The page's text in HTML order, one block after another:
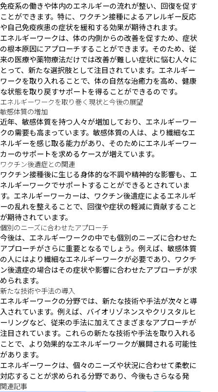
免疫系の働きや体内のエネルギーの流れが整い、回復を促す
ことができます。特に、ワクチン接種によるアレルギー反応
や自己免疫疾患の症状を緩和する効果が期待されます。
エネルギーワークは、体の内側からの改善を促すため、症状
の根本原因にアプローチすることができます。そのため、従
来の医療や薬物療法だけでは改善が難しい症状に悩む人々に
とって、新たな選択肢として注目されています。エネルギー
ワークを取り入れることで、体の自然な治癒力を高め、健康
な状態を取り戻すサポートを得ることができるのです。
エネルギーワークを取り巻く現状と今後の展望
敏感体質の増加
近年、敏感体質を持つ人々が増加しており、エネルギーワー
クの需要も高まっています。敏感体質の人は、より繊細なエ
ネルギーを感じ取る能力があり、そのためにエネルギーワー
カーのサポートを求めるケースが増えています。
ワクチン後遺症との関連
ワクチン接種後に生じる身体的な不調や精神的な影響も、エ
ネルギーワークでサポートすることができるとされていま
す。エネルギーワーカーは、ワクチン後遺症によるエネルギ
ーの乱れを整えることで、回復や症状の軽減に貢献すること
が期待されています。
個別のニーズに合わせたアプローチ
今後は、エネルギーワークの中でも個別のニーズに合わせた
アプローチがさらに重要となるでしょう。例えば、敏感体質
の人にはより繊細なエネルギーワークが必要であり、ワクチ
ン後遺症の場合はその症状や影響に合わせたアプローチが求
められます。
新たな技術や手法の導入
エネルギーワークの分野では、新たな技術や手法が次々と導
入されています。例えば、バイオリゾネンスやクリスタルヒ
ーリングなど、従来の手法に加えてさまざまなアプローチが
注目されています。これらの新たな技術や手法を取り入れる
ことで、より効果的なエネルギーワークが展開される可能性
があります。
エネルギーワークは、個々のニーズや状況に合わせて柔軟に
対応することが求められる分野であり、今後もさらなる発
関連記事